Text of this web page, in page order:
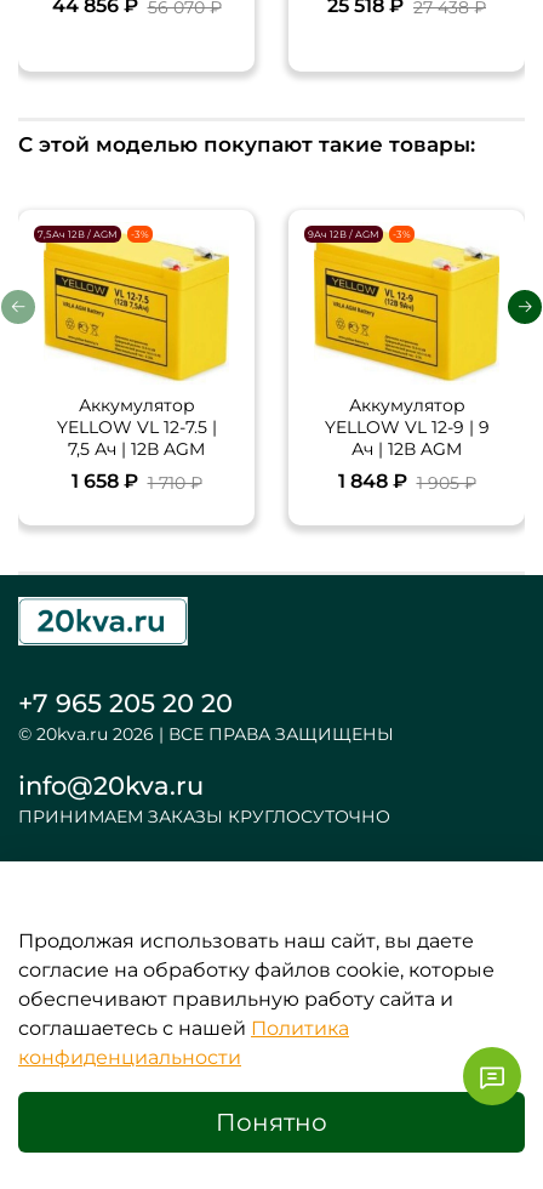
44 856 ₽ 56 070 ₽ 25 518 ₽ 27 438 ₽
С этой моделью покупают такие товары:
7,5Ач 12В / AGM -3%
Аккумулятор
YELLOW VL 12-7.5 |
7,5 Ач | 12В AGM
1 658 ₽ 1 710 ₽
9Ач 12В / AGM -3%
Аккумулятор
YELLOW VL 12-9 | 9
Ач | 12В AGM
1 848 ₽ 1 905 ₽
ООО «АКБ и ИБП»
+7 965 205 20 20
© 20kva.ru 2026 | ВСЕ ПРАВА ЗАЩИЩЕНЫ
info@20kva.ru
ПРИНИМАЕМ ЗАКАЗЫ КРУГЛОСУТОЧНО
Продолжая использовать наш сайт, вы даете
согласие на обработку файлов cookie, которые
обеспечивают правильную работу сайта и
соглашаетесь с нашей Политика
конфиденциальности
Понятно